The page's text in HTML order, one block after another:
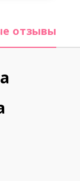
отзывы